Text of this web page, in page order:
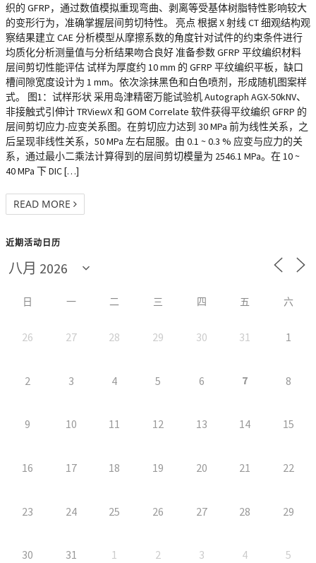
织的 GFRP，通过数值模拟重现弯曲、剥离等受基体树脂特性影响较大
的变形行为，准确掌握层间剪切特性。 亮点 根据 X 射线 CT 细观结构观
察结果建立 CAE 分析模型从摩擦系数的角度针对试件的约束条件进行
均质化分析测量值与分析结果吻合良好 准备参数 GFRP 平纹编织材料
层间剪切性能评估 试样为厚度约 10 mm 的 GFRP 平纹编织平板，缺口
槽间隙宽度设计为 1 mm。依次涂抹黑色和白色喷剂，形成随机图案样
式。 图1：试样形状 采用岛津精密万能试验机 Autograph AGX-50kNV、
非接触式引伸计 TRViewX 和 GOM Correlate 软件获得平纹编织 GFRP 的
层间剪切应力-应变关系图。在剪切应力达到 30 MPa 前为线性关系，之
后呈现非线性关系，50 MPa 左右屈服。由 0.1 ~ 0.3 % 应变与应力的关
系，通过最小二乘法计算得到的层间剪切模量为 2546.1 MPa。在 10 ~
40 MPa 下 DIC […]
READ MORE
近期活动日历
日 一 二 三 四 五 六
26 27 28 29 30 31 1
2 3 4 5 6 7 8
9 10 11 12 13 14 15
16 17 18 19 20 21 22
23 24 25 26 27 28 29
30 31 1 2 3 4 5